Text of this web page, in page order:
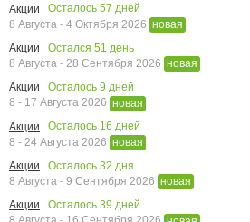
Акции
Осталось 57 дней
8 Августа - 4 Октября 2026 новая
Акции
Остался 51 день
8 Августа - 28 Сентября 2026 новая
Акции
Осталось 9 дней
8 - 17 Августа 2026 новая
Акции
Осталось 16 дней
8 - 24 Августа 2026 новая
Акции
Осталось 32 дня
8 Августа - 9 Сентября 2026 новая
Акции
Осталось 39 дней